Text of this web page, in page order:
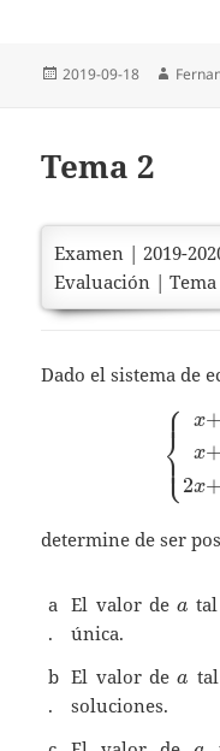
Publicado
2019-09-18 Autor
Tema 2
Examen | 2019-
Evaluación | Tema
Dado el sistema de
⎩
⎪
⎪
⎨⎪
⎪
⎧
2
x+
x+
x+
determine de ser
a
.
El valor dea
a
única.
b
.
El valor dea
a
soluciones.